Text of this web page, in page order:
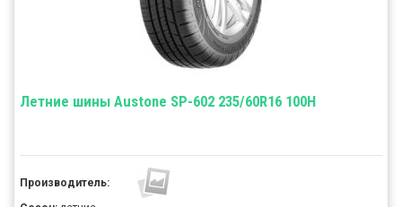
Летние шины Austone SP-602 235/60R16 100H
Производитель: